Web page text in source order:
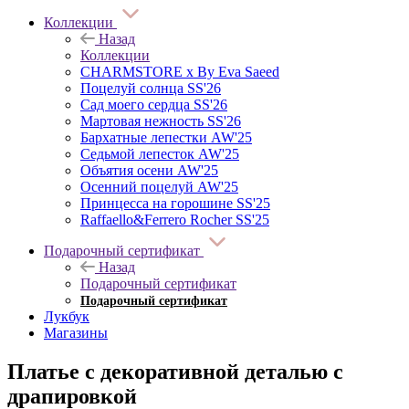
Коллекции
Назад
Коллекции
CHARMSTORE х By Eva Saeed
Поцелуй солнца SS'26
Сад моего сердца SS'26
Мартовая нежность SS'26
Бархатные лепестки AW'25
Седьмой лепесток AW'25
Объятия осени AW'25
Осенний поцелуй AW'25
Принцесса на горошине SS'25
Raffaello&Ferrero Rocher SS'25
Подарочный сертификат
Назад
Подарочный сертификат
Подарочный сертификат
Лукбук
Магазины
Платье с декоративной деталью с
драпировкой